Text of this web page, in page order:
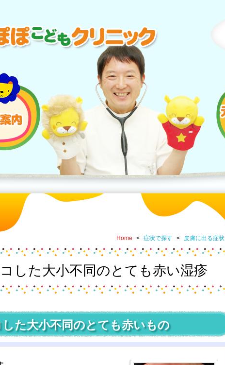
Home < 症状で探す < 皮膚に出る症状
した大小不同のとても赤い湿疹
た大小不同のとても赤いもの